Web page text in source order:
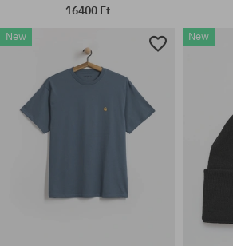
Elérhető méretek:
XS; S; M
16400 Ft
New New